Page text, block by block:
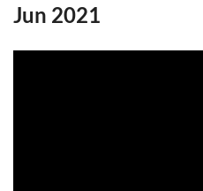
Jun 2021